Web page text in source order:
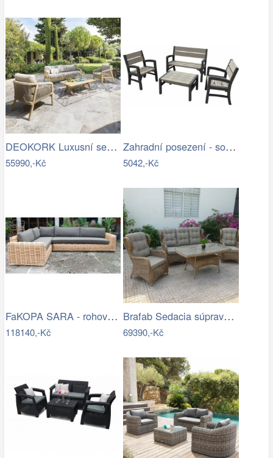
DEOKORK Luxusní sestava z akácie…
55990,-Kč
Zahradní posezení - souprava - UZN
5042,-Kč
FaKOPA SARA - rohová sedačka ze…
118140,-Kč
Brafab Sedacia súprava béžová ROSITA -…
69390,-Kč